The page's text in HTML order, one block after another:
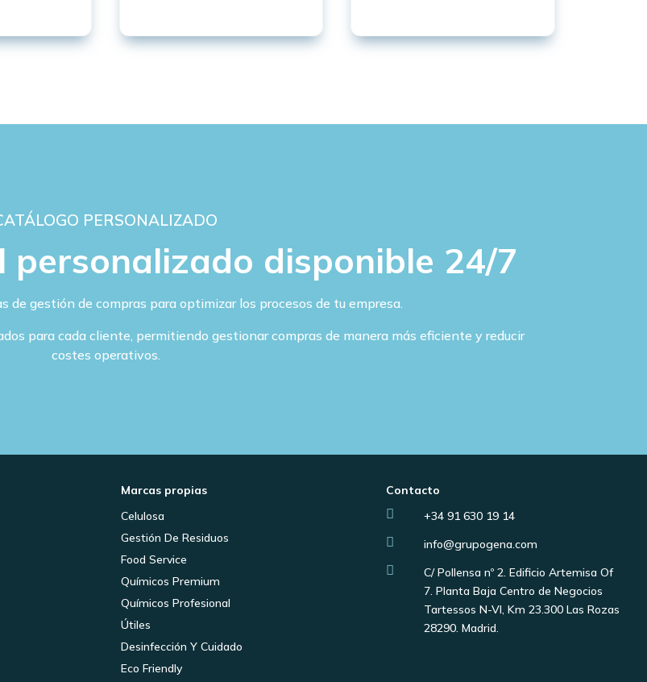
PERSONALIZADO
disponible 24/7
de gestión de compras para optimizar los procesos de tu empresa.
para cada cliente, permitiendo gestionar compras de manera más eficiente y reducir
costes operativos.
Marcas propias
Celulosa
Gestión De Residuos
Food Service
Químicos Premium
Químicos Profesional
Útiles
Desinfección Y Cuidado
Eco Friendly
Contacto
 +34 91 630 19 14
 info@grupogena.com

C/ Pollensa nº 2. Edificio Artemisa Of
7. Planta Baja Centro de Negocios
Tartessos N-VI, Km 23.300 Las Rozas
28290. Madrid.